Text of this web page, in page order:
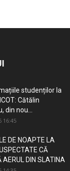
studenților la
Cătălin
din nou...
16:45
DE NOAPTE LA
CĂ
AERUL DIN SLATINA